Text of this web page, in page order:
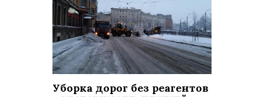
Уборка дорог без реагентов